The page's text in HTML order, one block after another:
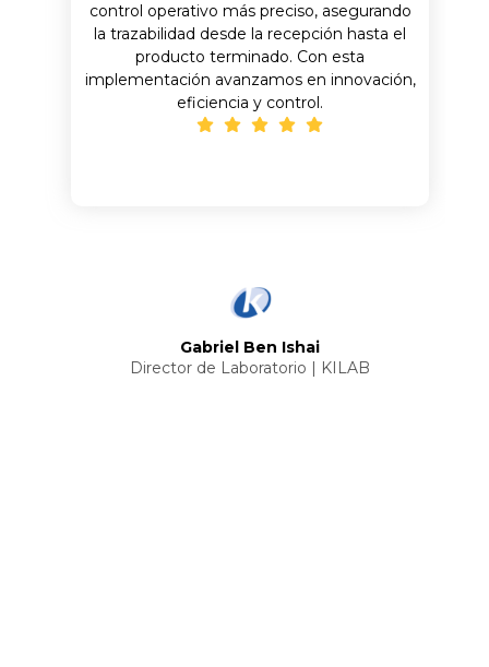
Gabriel Ben Ishai
Director de Laboratorio | KILAB
control operativo más preciso, asegurando
la trazabilidad desde la recepción hasta el
producto terminado. Con esta
implementación avanzamos en innovación,
eficiencia y control.